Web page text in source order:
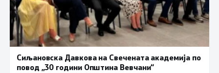
Сиљановска Давкова на Свечената академија по
повод „30 години Општина Вевчани“